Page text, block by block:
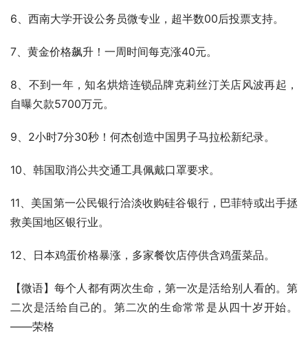
6、西南大学开设公务员微专业，超半数00后投票支持。
7、黄金价格飙升！一周时间每克涨40元。
8、不到一年，知名烘焙连锁品牌克莉丝汀关店风波再起，
自曝欠款5700万元。
9、2小时7分30秒！何杰创造中国男子马拉松新纪录。
10、韩国取消公共交通工具佩戴口罩要求。
11、美国第一公民银行洽淡收购硅谷银行，巴菲特或出手拯
救美国地区银行业。
12、日本鸡蛋价格暴涨，多家餐饮店停供含鸡蛋菜品。
【微语】每个人都有两次生命，第一次是活给别人看的。第
二次是活给自己的。第二次的生命常常是从四十岁开始。
——荣格